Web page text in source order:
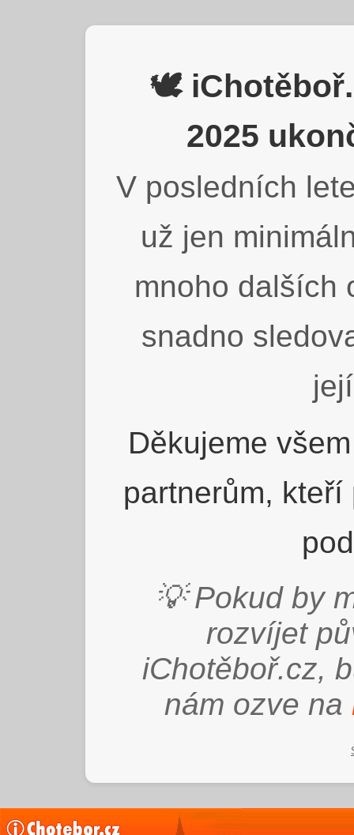
🕊️
2025
V posledních
už jen
mnoho dalších
snadno
Děkujeme
partnerům,
💡 Pokud by
rozvíjet
iChotěboř.cz,
nám ozve na